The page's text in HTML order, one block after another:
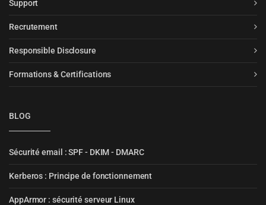
Support
Recrutement
Responsible Disclosure
Formations & Certifications
BLOG
Sécurité email : SPF - DKIM - DMARC
Kerberos : Principe de fonctionnement
AppArmor : sécurité serveur Linux